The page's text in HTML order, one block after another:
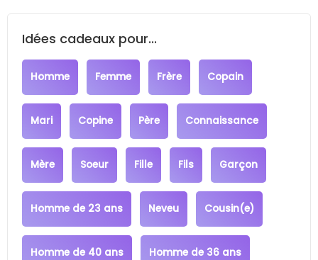
Idées cadeaux pour...
Homme Femme Frère Copain
Mari Copine Père Connaissance
Mère Soeur Fille Fils Garçon
Homme de 23 ans Neveu Cousin(e)
Homme de 40 ans Homme de 36 ans